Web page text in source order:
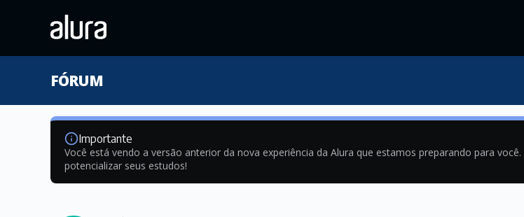
FÓRUM
Importante
Você está vendo a versão anterior da nova experiência da Alura que estamos preparando para
potencializar seus estudos!